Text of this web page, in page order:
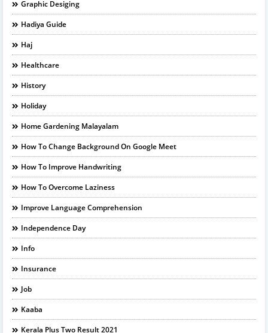
Graphic Desiging
Hadiya Guide
Haj
Healthcare
History
Holiday
Home Gardening Malayalam
How To Change Background On Google Meet
How To Improve Handwriting
How To Overcome Laziness
Improve Language Comprehension
Independence Day
Info
Insurance
Job
Kaaba
Kerala Plus Two Result 2021